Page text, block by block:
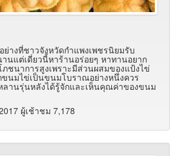
างที่ชาวจังหวัดกำแพงเพชรนิยมรับ
นแต่เดี่ยวนี้หาร้านอร่อยๆ หาทานอยาก
ชนาการสูงเพราะมีส่วนผสมของแป้งไข่
นมไข่เป็นขนมโบราณอย่างหนึ่งควร
ลานรุ่นหลังได้รู้จักและเห็นคุณค่าของขนม
ผู้เช้าชม 7,178